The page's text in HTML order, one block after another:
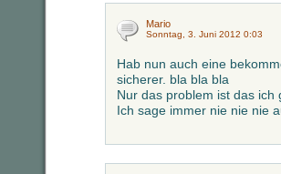
Mario
Sonntag, 3. Juni 2012 0:03
Hab nun auch eine
sicherer. bla bla bla
Nur das problem ist das ich
Ich sage immer nie nie nie